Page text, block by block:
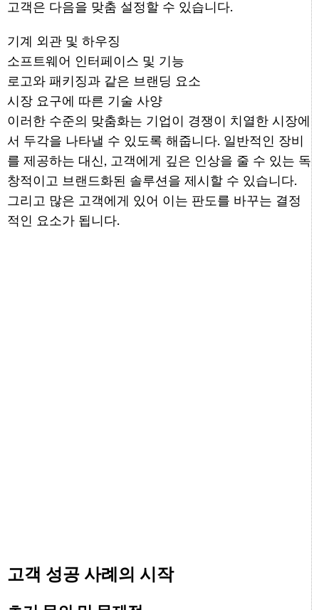
고객은 다음을 맞춤 설정할 수 있습니다.
기계 외관 및 하우징
소프트웨어 인터페이스 및 기능
로고와 패키징과 같은 브랜딩 요소
시장 요구에 따른 기술 사양
이러한 수준의 맞춤화는 기업이 경쟁이 치열한 시장에
서 두각을 나타낼 수 있도록 해줍니다. 일반적인 장비
를 제공하는 대신, 고객에게 깊은 인상을 줄 수 있는 독
창적이고 브랜드화된 솔루션을 제시할 수 있습니다.
그리고 많은 고객에게 있어 이는 판도를 바꾸는 결정
적인 요소가 됩니다.
고객 성공 사례의 시작